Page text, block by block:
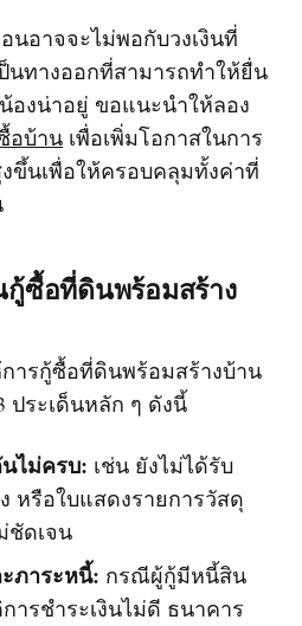
นอาจจะไม่พอกับวงเงินที่
นทางออกที่สามารถทำให้ยื่น
องน่าอยู่ ขอแนะนำให้ลอง
อบ้าน เพื่อเพิ่มโอกาสในการ
ขึ้นเพื่อให้ครอบคลุมทั้งค่าที่
กู้ซื้อที่ดินพร้อมสร้าง
ารกู้ซื้อที่ดินพร้อมสร้างบ้าน
ประเด็นหลัก ๆ ดังนี้
ไม่ครบ: เช่น ยังไม่ได้รับ
หรือใบแสดงรายการวัสดุ
ชัดเจน
ภาระหนี้: กรณีผู้กู้มีหนี้สิน
ารชำระเงินไม่ดี ธนาคาร